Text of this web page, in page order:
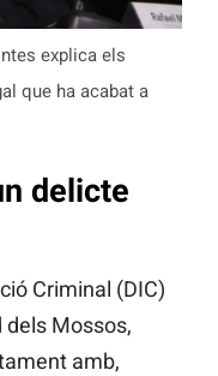
explica els
que ha acabat a
delicte
Criminal (DIC)
dels Mossos,
amb,